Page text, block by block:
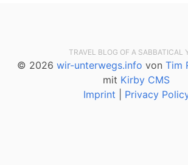
TRAVEL BLOG OF A SABBATICAL
© 2026 wir-unterwegs.info von Tim
mit Kirby CMS
Imprint
Privacy